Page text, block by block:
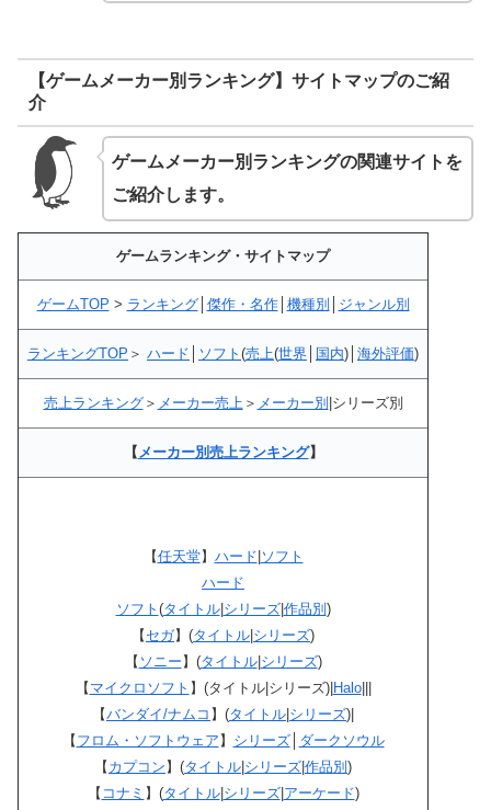
【ゲームメーカー別ランキング】サイトマップのご紹
介
ゲームメーカー別ランキングの関連サイトを
ご紹介します。
ゲームランキング・サイトマップ
ゲームTOP > ランキング│ 傑作・名作│ 機種別 ジャンル別
ランキングTOP ＞ ハード ソフト (売上(世界 国内)│ 海外評価)
売上ランキング＞ メーカー売上 ＞ メーカー別 |シリーズ別
【 メーカー別売上ランキング】
【任天堂】 ハード ソフト
ハード
ソフト (タイトル| シリーズ| 作品別 )
【 セガ】(タイトル シリーズ)
【 ソニー 】(タイトル| シリーズ)
【 マイクロソフト 】(タイトル|シリーズ)| Halo|||
【バンダイ/ナムコ 】(タイトル シリーズ)|
【 フロム・ソフトウェア 】 シリーズ│ ダークソウル
【 カプコン 】(タイトル シリーズ 作品別 )
【 コナミ 】(タイトル| シリーズ| アーケード)